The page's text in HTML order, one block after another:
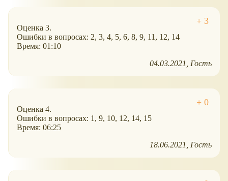
Оценка 3.
Ошибки в вопросах: 2, 3, 4, 5, 6, 8, 9, 11, 12, 14
Время: 01:10
04.03.2021
Гость
Оценка 4.
Ошибки в вопросах: 1, 9, 10, 12, 14, 15
Время: 06:25
18.06.2021
Гость